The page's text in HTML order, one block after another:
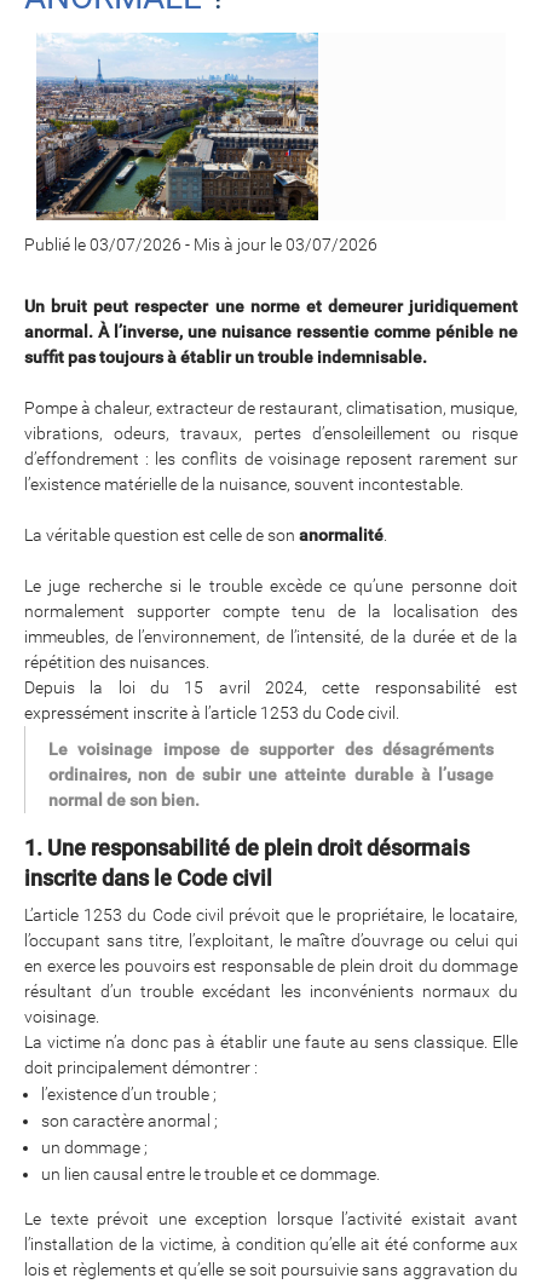
Publié le 03/07/2026 - Mis à jour le 03/07/2026
Un bruit peut respecter une norme et demeurer juridiquement
anormal. À l’inverse, une nuisance ressentie comme pénible ne
suffit pas toujours à établir un trouble indemnisable.
Pompe à chaleur, extracteur de restaurant, climatisation, musique,
vibrations, odeurs, travaux, pertes d’ensoleillement ou risque
d’effondrement : les conflits de voisinage reposent rarement sur
l’existence matérielle de la nuisance, souvent incontestable.
La véritable question est celle de son anormalité
Le juge recherche si le trouble excède ce qu’une personne doit
normalement supporter compte tenu de la localisation des
immeubles, de l’environnement, de l’intensité, de la durée et de la
répétition des nuisances.
Depuis la loi du 15 avril 2024, cette responsabilité est
expressément inscrite à l’article 1253 du Code civil.
Le voisinage impose de supporter des désagréments
ordinaires, non de subir une atteinte durable à l’usage
normal de son bien.
1. Une responsabilité de plein droit désormais
inscrite dans le Code civil
L’article 1253 du Code civil prévoit que le propriétaire, le locataire,
l’occupant sans titre, l’exploitant, le maître d’ouvrage ou celui qui
en exerce les pouvoirs est responsable de plein droit du dommage
résultant d’un trouble excédant les inconvénients normaux du
voisinage.
La victime n’a donc pas à établir une faute au sens classique. Elle
doit principalement démontrer :
l’existence d’un trouble ;
son caractère anormal ;
un dommage ;
un lien causal entre le trouble et ce dommage.
Le texte prévoit une exception lorsque l’activité existait avant
l’installation de la victime, à condition qu’elle ait été conforme aux
lois et règlements et qu’elle se soit poursuivie sans aggravation du